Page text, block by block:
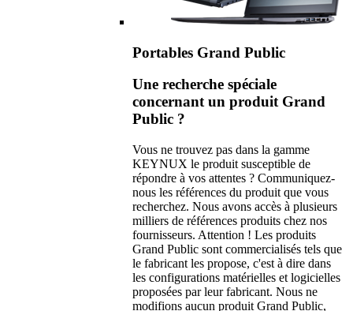
Portables Grand Public
Une recherche spéciale
concernant un produit Grand
Public ?
Vous ne trouvez pas dans la gamme
KEYNUX le produit susceptible de
répondre à vos attentes ? Communiquez-
nous les références du produit que vous
recherchez. Nous avons accès à plusieurs
milliers de références produits chez nos
fournisseurs. Attention ! Les produits
Grand Public sont commercialisés tels que
le fabricant les propose, c'est à dire dans
les configurations matérielles et logicielles
proposées par leur fabricant. Nous ne
modifions aucun produit Grand Public,